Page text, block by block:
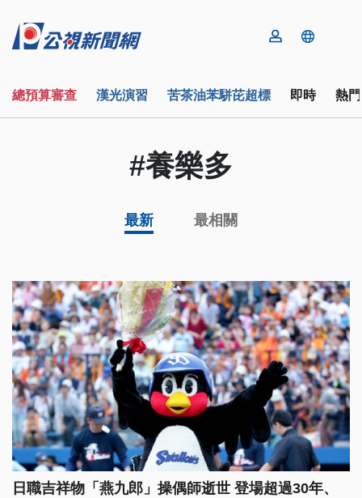
總預算審查 漢光演習 苦茶油苯駢芘超標 即時 熱
#養樂多
最新 最相關
日職吉祥物「燕九郎」操偶師逝世 登場超過30年、